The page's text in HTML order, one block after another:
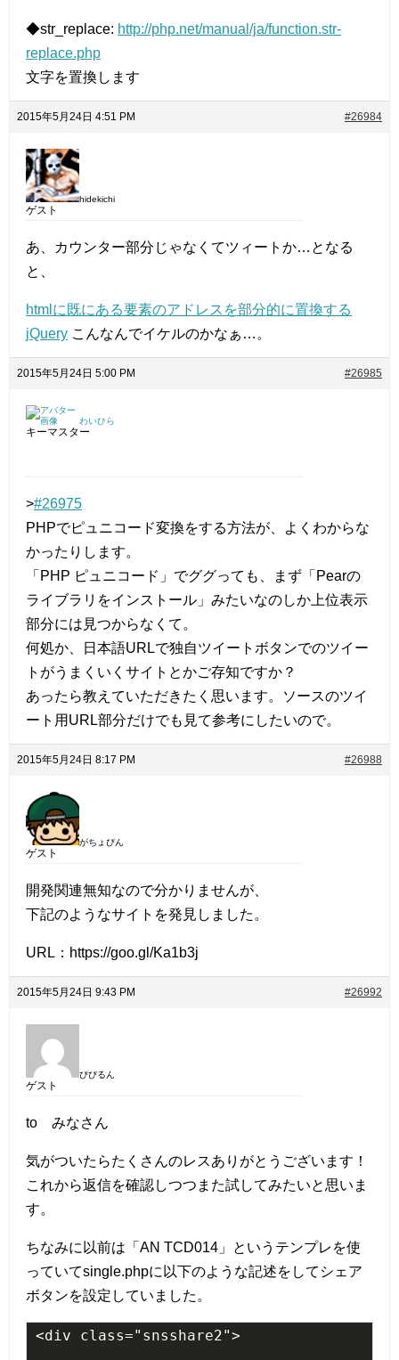
◆str_replace: http://php.net/manual/ja/function.str-
replace.php
文字を置換します
2015年5月24日 4:51 PM #26984
hidekichi
ゲスト
あ、カウンター部分じゃなくてツィートか…となる
と、
htmlに既にある要素のアドレスを部分的に置換する
jQuery こんなんでイケルのかなぁ…。
2015年5月24日 5:00 PM #26985
わいひら
キーマスター
>#26975
PHPでピュニコード変換をする方法が、よくわからな
かったりします。
「PHP ピュニコード」でググっても、まず「Pearの
ライブラリをインストール」みたいなのしか上位表示
部分には見つからなくて。
何処か、日本語URLで独自ツイートボタンでのツイー
トがうまくいくサイトとかご存知ですか？
あったら教えていただきたく思います。ソースのツイ
ート用URL部分だけでも見て参考にしたいので。
2015年5月24日 8:17 PM #26988
がちょぴん
ゲスト
開発関連無知なので分かりませんが、
下記のようなサイトを発見しました。
URL：https://goo.gl/Ka1b3j
2015年5月24日 9:43 PM #26992
ぴぴるん
ゲスト
to みなさん
気がついたらたくさんのレスありがとうございます！
これから返信を確認しつつまた試してみたいと思いま
す。
ちなみに以前は「AN TCD014」というテンプレを使
っていてsingle.phpに以下のような記述をしてシェア
ボタンを設定していました。
<div class="snsshare2">